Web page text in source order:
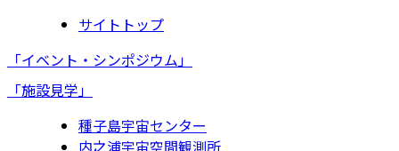
サイトトップ
「イベント・シンポジウム」
「施設見学」
種子島宇宙センター
内之浦宇宙空間観測所